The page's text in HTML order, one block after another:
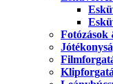
Fotózások